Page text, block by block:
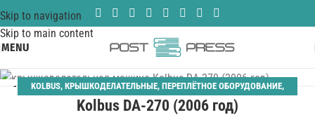
Skip to navigation
Skip to main content
MENU
11 KOLBUS, КРЫШКОДЕЛАТЕЛЬНЫЕ, ПЕРЕПЛЁТНОЕ ОБОРУДОВАНИЕ,
ТВЁРДЫЙ ПЕРЕПЛЁТ
Kolbus DA-270 (2006 год)